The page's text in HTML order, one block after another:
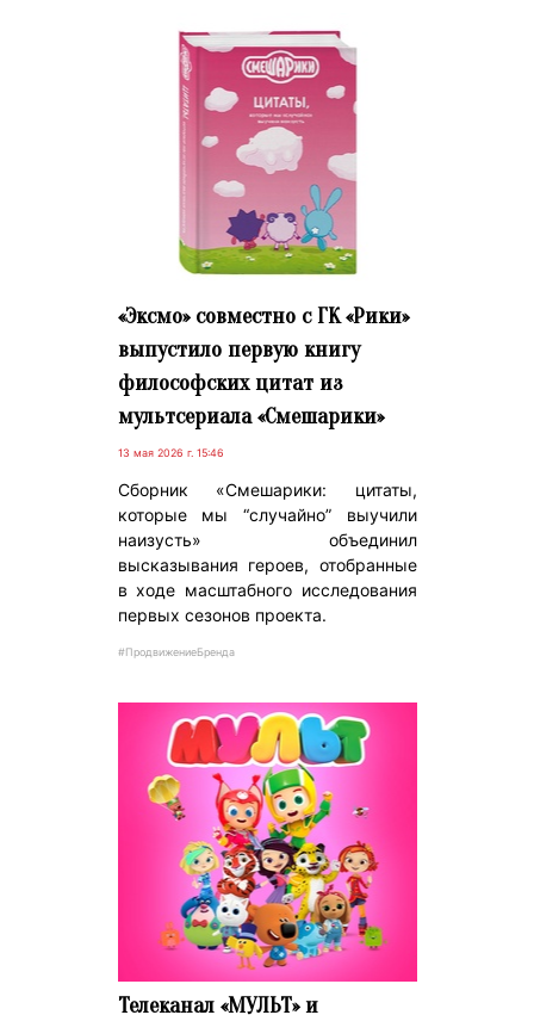
«Эксмо» совместно с ГК «Рики»
выпустило первую книгу
философских цитат из
мультсериала «Смешарики»
13 мая 2026 г. 15:46
Сборник «Смешарики: цитаты,
которые мы “случайно” выучили
наизусть» объединил
высказывания героев, отобранные
в ходе масштабного исследования
первых сезонов проекта.
#ПродвижениеБренда
Телеканал «МУЛЬТ» и